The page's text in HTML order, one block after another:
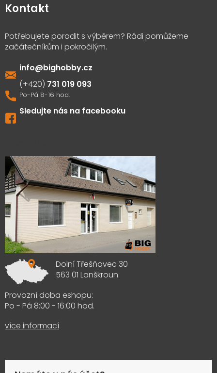
Kontakt
info@bighobby.cz
731 019 093
Sledujte nás na facebooku
Dolní Třešňovec 30
563 01 Lanškroun
Provozní doba eshopu:
Po - Pá 8:00 - 16:00 hod.
více informací